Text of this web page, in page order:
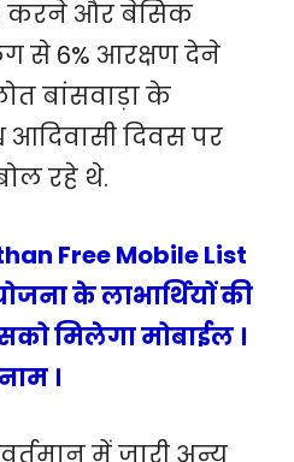
करने और बेसिक
से 6% आरक्षण देने
बांसवाड़ा के
आदिवासी दिवस पर
रहे थे.
Free Mobile List
के लाभार्थियों की
मिलेगा मोबाईल ।
।
में जारी अन्य